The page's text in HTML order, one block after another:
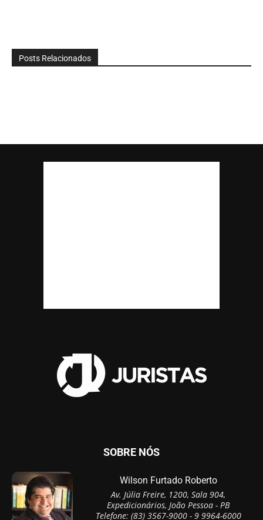
Posts Relacionados
SOBRE NÓS
Wilson Furtado Roberto
Av. Júlia Freire, 1200, Sala 904,
Expedicionários, João Pessoa - PB
Telefone: (83) 3567-9000 - 9 9964-6000